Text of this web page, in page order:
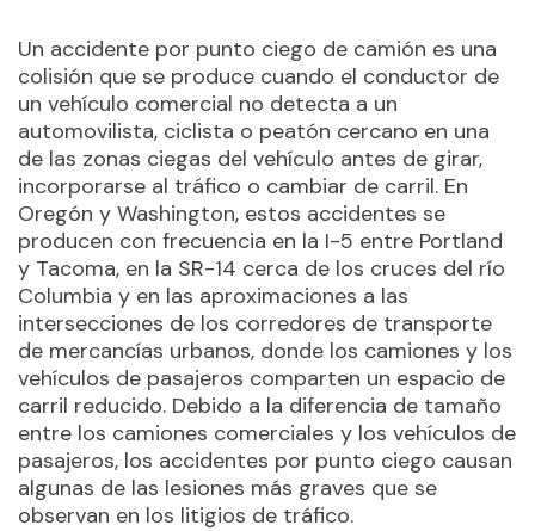
Un accidente por punto ciego de camión es una
colisión que se produce cuando el conductor de
un vehículo comercial no detecta a un
automovilista, ciclista o peatón cercano en una
de las zonas ciegas del vehículo antes de girar,
incorporarse al tráfico o cambiar de carril. En
Oregón y Washington, estos accidentes se
producen con frecuencia en la I-5 entre Portland
y Tacoma, en la SR-14 cerca de los cruces del río
Columbia y en las aproximaciones a las
intersecciones de los corredores de transporte
de mercancías urbanos, donde los camiones y los
vehículos de pasajeros comparten un espacio de
carril reducido. Debido a la diferencia de tamaño
entre los camiones comerciales y los vehículos de
pasajeros, los accidentes por punto ciego causan
algunas de las lesiones más graves que se
observan en los litigios de tráfico.